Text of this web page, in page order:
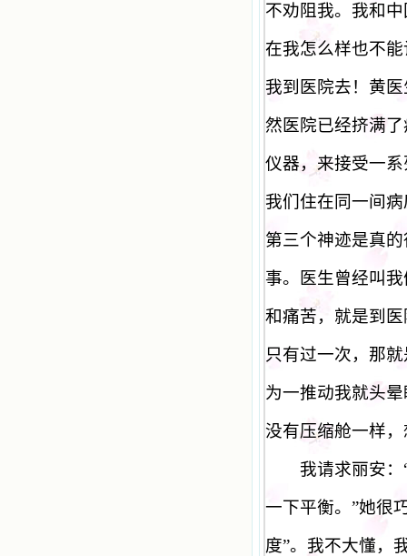
不劝阻我。我和
在我怎么样也不
我到医院去！黄
然医院已经挤满
仪器，来接受一
我们住在同一间
第三个神迹是真
事。医生曾经叫
和痛苦，就是到
只有过一次，那
为一推动我就头
没有压缩舱一样
我请求丽安：
一下平衡。 ”她很
度”。我不大懂，